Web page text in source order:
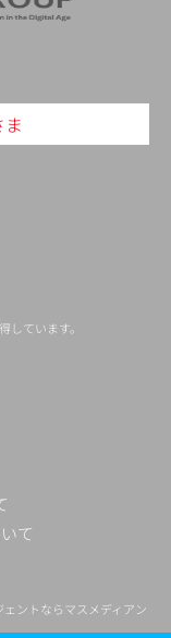
しています。
て
ントならマスメディアン